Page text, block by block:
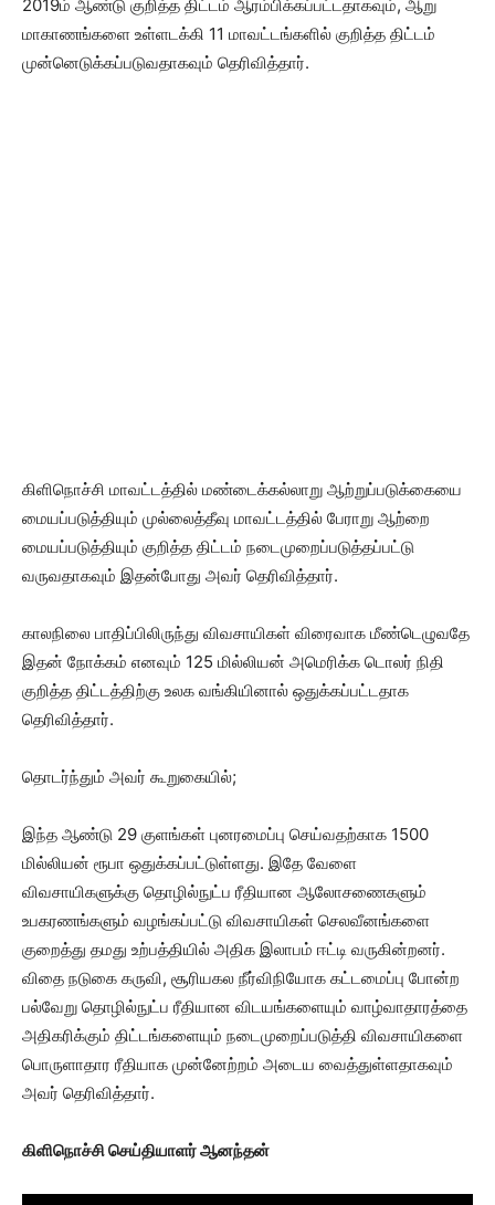
2019ம் ஆண்டு குறித்த திட்டம் ஆரம்பிக்கப்பட்டதாகவும், ஆறு
மாகாணங்களை உள்ளடக்கி 11 மாவட்டங்களில் குறித்த திட்டம்
முன்னெடுக்கப்படுவதாகவும் தெரிவித்தார்.
கிளிநொச்சி மாவட்டத்தில் மண்டைக்கல்லாறு ஆற்றுப்படுக்கையை
மையப்படுத்தியும் முல்லைத்தீவு மாவட்டத்தில் பேராறு ஆற்றை
மையப்படுத்தியும் குறித்த திட்டம் நடைமுறைப்படுத்தப்பட்டு
வருவதாகவும் இதன்போது அவர் தெரிவித்தார்.
காலநிலை பாதிப்பிலிருந்து விவசாயிகள் விரைவாக மீண்டெழுவதே
இதன் நோக்கம் எனவும் 125 மில்லியன் அமெரிக்க டொலர் நிதி
குறித்த திட்டத்திற்கு உலக வங்கியினால் ஒதுக்கப்பட்டதாக
தெரிவித்தார்.
தொடர்ந்தும் அவர் கூறுகையில்;
இந்த ஆண்டு 29 குளங்கள் புனரமைப்பு செய்வதற்காக 1500
மில்லியன் ரூபா ஒதுக்கப்பட்டுள்ளது. இதே வேளை
விவசாயிகளுக்கு தொழில்நுட்ப ரீதியான ஆலோசணைகளும்
உபகரணங்களும் வழங்கப்பட்டு விவசாயிகள் செலவீனங்களை
குறைத்து தமது உற்பத்தியில் அதிக இலாபம் ஈட்டி வருகின்றனர்.
விதை நடுகை கருவி, சூரியகல நீர்விநியோக கட்டமைப்பு போன்ற
பல்வேறு தொழில்நுட்ப ரீதியான விடயங்களையும் வாழ்வாதாரத்தை
அதிகரிக்கும் திட்டங்களையும் நடைமுறைப்படுத்தி விவசாயிகளை
பொருளாதார ரீதியாக முன்னேற்றம் அடைய வைத்துள்ளதாகவும்
அவர் தெரிவித்தார்.
கிளிநொச்சி செய்தியாளர் ஆனந்தன்